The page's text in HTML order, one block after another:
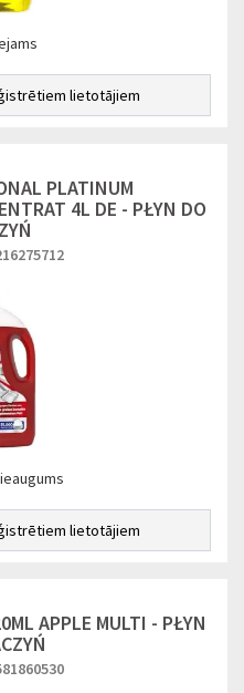
lietotājiem
PLATINUM
4L DE - PŁYN DO
lietotājiem
APPLE MULTI - PŁYN